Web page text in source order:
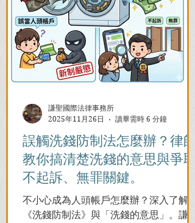
誤觸洗錢防制法怎麼辦？律師
教你搞清楚洗錢的意思與爭取
不起訴、無罪關鍵。
不小心成為人頭帳戶怎麼辦？深入了解
《洗錢防制法》與「洗錢的意思」。謙聖
謙聖國際法律事務所
2025年11月26日
讀畢需時 6 分鐘